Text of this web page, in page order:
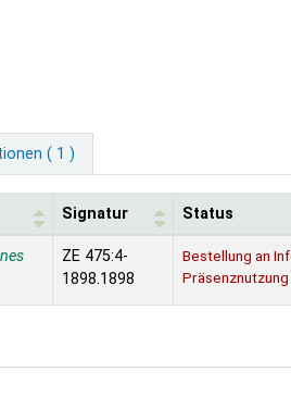
( 1 )
Signatur Status
ZE 475:4-
1898.1898
Bestellung an
Präsenznutzung